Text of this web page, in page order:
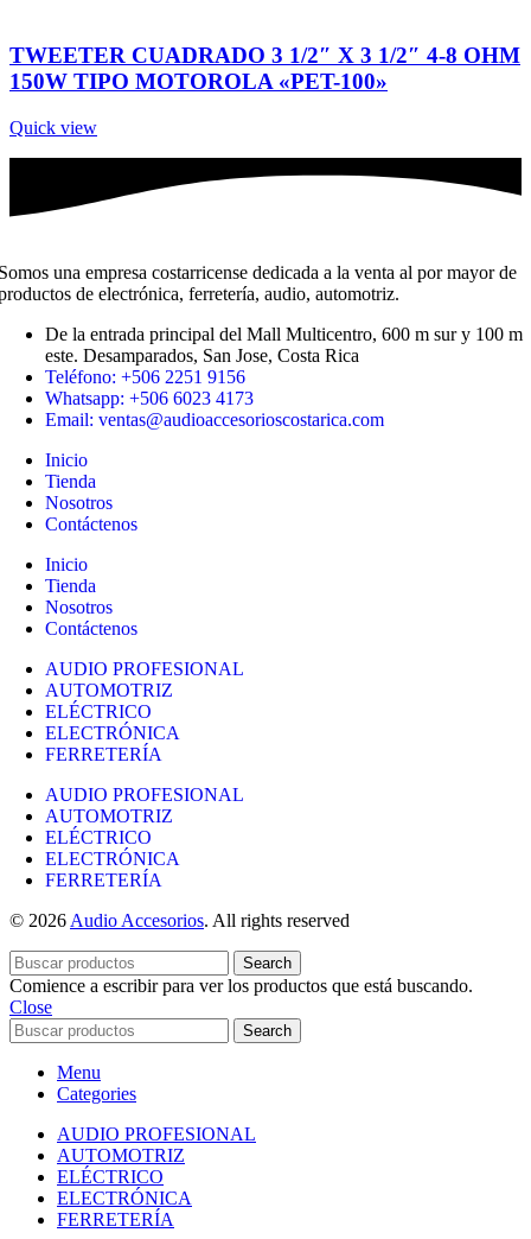
TWEETER CUADRADO 3 1/2″ X 3 1/2″ 4-8 OHM
150W TIPO MOTOROLA «PET-100»
Quick view
una empresa costarricense dedicada a la venta al por mayor de
de electrónica, ferretería, audio, automotriz.
De la entrada principal del Mall Multicentro, 600 m sur y 100 m
este. Desamparados, San Jose, Costa Rica
Teléfono: +506 2251 9156
Whatsapp: +506 6023 4173
Email: ventas@audioaccesorioscostarica.com
Inicio
Tienda
Nosotros
Contáctenos
Inicio
Tienda
Nosotros
Contáctenos
AUDIO PROFESIONAL
AUTOMOTRIZ
ELÉCTRICO
ELECTRÓNICA
FERRETERÍA
AUDIO PROFESIONAL
AUTOMOTRIZ
ELÉCTRICO
ELECTRÓNICA
FERRETERÍA
© 2026 Audio Accesorios. All rights reserved
Search
Comience a escribir para ver los productos que está buscando.
Close
Search
Menu
Categories
AUDIO PROFESIONAL
AUTOMOTRIZ
ELÉCTRICO
ELECTRÓNICA
FERRETERÍA